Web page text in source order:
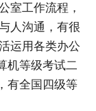
室工作流程，
人沟通，有很
运用各类办公
机等级考试二
有全国四级等